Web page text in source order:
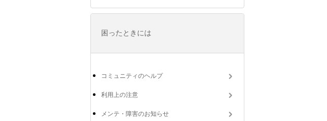
困ったときには
コミュニティのヘルプ
利用上の注意
メンテ・障害のお知らせ